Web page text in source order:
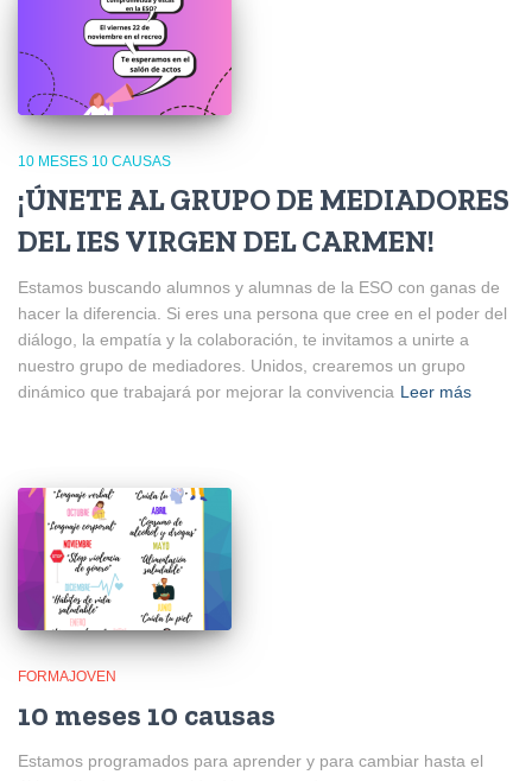
10 MESES 10 CAUSAS
¡ÚNETE AL GRUPO DE MEDIADORES
DEL IES VIRGEN DEL CARMEN!
Estamos buscando alumnos y alumnas de la ESO con ganas de
hacer la diferencia. Si eres una persona que cree en el poder del
diálogo, la empatía y la colaboración, te invitamos a unirte a
nuestro grupo de mediadores. Unidos, crearemos un grupo
dinámico que trabajará por mejorar la convivencia Leer más
FORMAJOVEN
10 meses 10 causas
Estamos programados para aprender y para cambiar hasta el